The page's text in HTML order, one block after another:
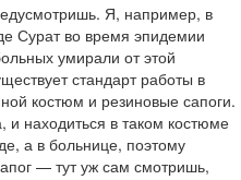
Я, например, в
Сурат во время эпидемии
умирали от этой
стандарт работы в
костюм и резиновые сапоги.
находиться в таком костюме
а в больнице, поэтому
— тут уж сам смотришь,